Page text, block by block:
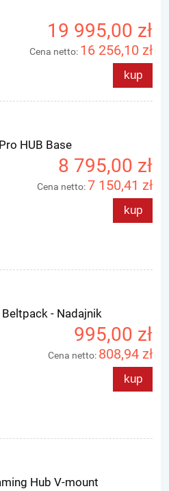
19 995,00 zł
Cena netto: 16 256,10 zł
kup
HUB Base
8 795,00 zł
Cena netto:7 150,41 zł
kup
- Nadajnik
995,00 zł
Cena netto: 808,94 zł
kup
Hub V-mount